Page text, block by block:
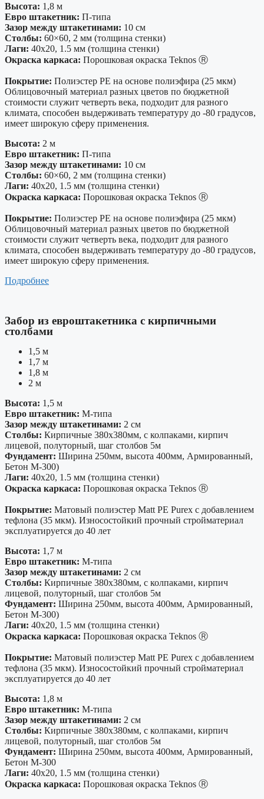
Высота: 1,8 м
Евро штакетник: П-типа
Зазор между штакетинами: 10 см
Столбы: 60×60, 2 мм (толщина стенки)
Лаги: 40х20, 1.5 мм (толщина стенки)
Окраска каркаса: Порошковая окраска Teknos Ⓡ
Покрытие: Полиэстер PE на основе полиэфира (25 мкм)
Облицовочный материал разных цветов по бюджетной
стоимости служит четверть века, подходит для разного
климата, способен выдерживать температуру до -80 градусов,
имеет широкую сферу применения.
Высота: 2 м
Евро штакетник: П-типа
Зазор между штакетинами: 10 см
Столбы: 60×60, 2 мм (толщина стенки)
Лаги: 40х20, 1.5 мм (толщина стенки)
Окраска каркаса: Порошковая окраска Teknos Ⓡ
Покрытие: Полиэстер PE на основе полиэфира (25 мкм)
Облицовочный материал разных цветов по бюджетной
стоимости служит четверть века, подходит для разного
климата, способен выдерживать температуру до -80 градусов,
имеет широкую сферу применения.
Подробнее
Забор из евроштакетника с кирпичными
столбами
1,5 м
1,7 м
1,8 м
2 м
Высота: 1,5 м
Евро штакетник: М-типа
Зазор между штакетинами: 2 см
Столбы: Кирпичные 380х380мм, с колпаками, кирпич
лицевой, полуторный, шаг столбов 5м
Фундамент: Ширина 250мм, высота 400мм, Армированный,
Бетон М-300)
Лаги: 40х20, 1.5 мм (толщина стенки)
Окраска каркаса: Порошковая окраска Teknos Ⓡ
Покрытие: Матовый полиэстер Matt PE Purex с добавлением
тефлона (35 мкм). Износостойкий прочный стройматериал
эксплуатируется до 40 лет
Высота: 1,7 м
Евро штакетник: М-типа
Зазор между штакетинами: 2 см
Столбы: Кирпичные 380х380мм, с колпаками, кирпич
лицевой, полуторный, шаг столбов 5м
Фундамент: Ширина 250мм, высота 400мм, Армированный,
Бетон М-300)
Лаги: 40х20, 1.5 мм (толщина стенки)
Окраска каркаса: Порошковая окраска Teknos Ⓡ
Покрытие: Матовый полиэстер Matt PE Purex с добавлением
тефлона (35 мкм). Износостойкий прочный стройматериал
эксплуатируется до 40 лет
Высота: 1,8 м
Евро штакетник: М-типа
Зазор между штакетинами: 2 см
Столбы: Кирпичные 380х380мм, с колпаками, кирпич
лицевой, полуторный, шаг столбов 5м
Фундамент: Ширина 250мм, высота 400мм, Армированный,
Бетон М-300
Лаги: 40х20, 1.5 мм (толщина стенки)
Окраска каркаса: Порошковая окраска Teknos Ⓡ